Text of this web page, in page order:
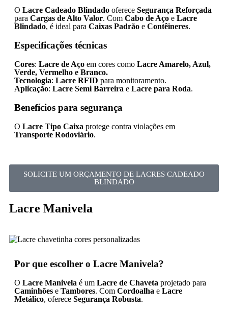
O Lacre Cadeado Blindado oferece Segurança Reforçada
para Cargas de Alto Valor. Com Cabo de Aço e Lacre
Blindado, é ideal para Caixas Padrão e Contêineres.
Especificações técnicas
Cores: Lacre de Aço em cores como Lacre Amarelo, Azul,
Verde, Vermelho e Branco.
Tecnologia: Lacre RFID para monitoramento.
Aplicação: Lacre Semi Barreira e Lacre para Roda.
Benefícios para segurança
O Lacre Tipo Caixa protege contra violações em
Transporte Rodoviário.
SOLICITE UM ORÇAMENTO DE LACRES CADEADO
BLINDADO
Lacre Manivela
Por que escolher o Lacre Manivela?
O Lacre Manivela é um Lacre de Chaveta projetado para
Caminhões e Tambores. Com Cordoalha e Lacre
Metálico, oferece Segurança Robusta.